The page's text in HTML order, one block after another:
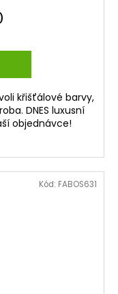
křišťálové barvy,
DNES luxusní
objednávce!
Kód: FABOS631